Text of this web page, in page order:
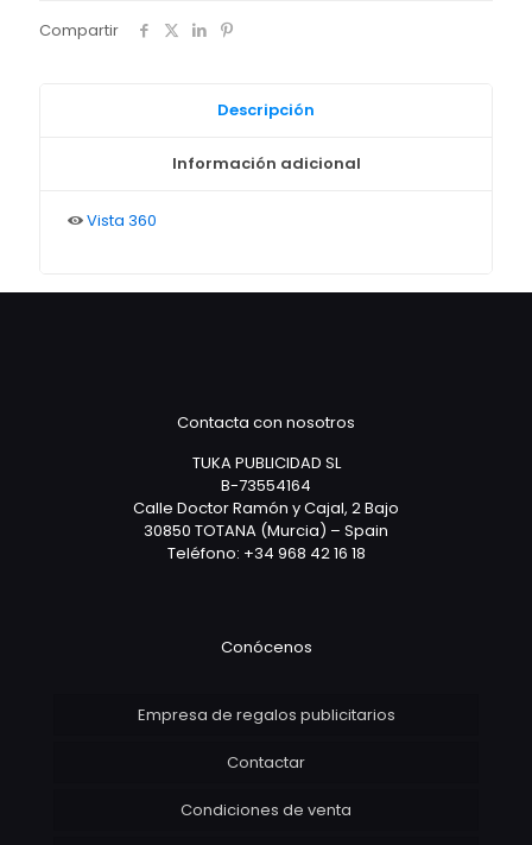
Compartir
Descripción
Información adicional
Vista 360
Contacta con nosotros
TUKA PUBLICIDAD SL
B-73554164
Calle Doctor Ramón y Cajal, 2 Bajo
30850 TOTANA (Murcia) – Spain
Teléfono: +34 968 42 16 18
Conócenos
Empresa de regalos publicitarios
Contactar
Condiciones de venta